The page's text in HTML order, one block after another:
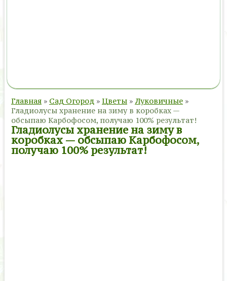
Главная » Сад Огород » Цветы » Луковичные »
Гладиолусы хранение на зиму в коробках —
обсыпаю Карбофосом, получаю 100% результат!
Гладиолусы хранение на зиму в
коробках — обсыпаю Карбофосом,
получаю 100% результат!